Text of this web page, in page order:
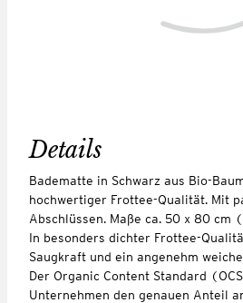
Details
Badematte in Schwarz aus Bio-
hochwertiger Frottee-Qualität. Mit
Abschlüssen. Maße ca. 50 x 80 cm
In besonders dichter Frottee-
Saugkraft und ein angenehm
Der Organic Content Standard
Unternehmen den genauen Anteil